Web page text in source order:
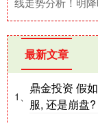
最新文章
1、
鼎金投资 假
服, 还是崩盘?